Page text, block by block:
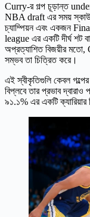
Curry-র গল্প চূড়ান্ত
NBA draft এর সময়
চ্যাম্পিয়ন এবং একজন
league এর একটি দীর্ঘ
অপ্রত্যাশিত বিজয়ীর মতো,
সম্ভব তা চিত্রিত করে।
এই স্বীকৃতিগুলি কেবল
বিপ্লবে তার প্রভাব দ্বারাও
৯১.১% এর একটি ক্যারিয়ার